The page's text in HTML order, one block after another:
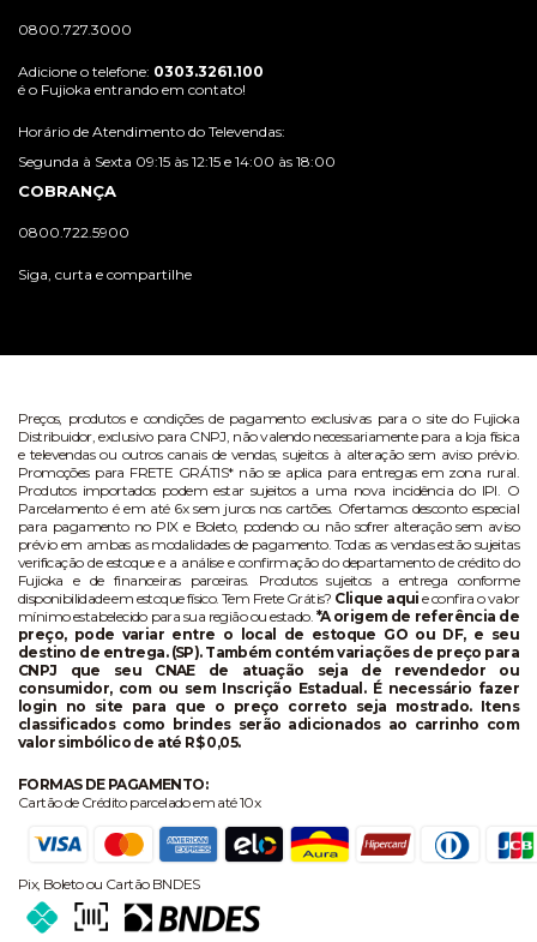
0800.727.3000
Adicione o telefone: 0303.3261.100
é o Fujioka entrando em contato!
Horário de Atendimento do Televendas:
Segunda à Sexta 09:15 às 12:15 e 14:00 às 18:00
COBRANÇA
0800.722.5900
Siga, curta e compartilhe
Preços, produtos e condições de pagamento exclusivas para o site do Fujioka
Distribuidor, exclusivo para CNPJ, não valendo necessariamente para a loja física
e televendas ou outros canais de vendas, sujeitos à alteração sem aviso prévio.
Promoções para FRETE GRÁTIS* não se aplica para entregas em zona rural.
Produtos importados podem estar sujeitos a uma nova incidência do IPI. O
Parcelamento é em até 6x sem juros nos cartões. Ofertamos desconto especial
para pagamento no PIX e Boleto, podendo ou não sofrer alteração sem aviso
prévio em ambas as modalidades de pagamento. Todas as vendas estão sujeitas
verificação de estoque e a análise e confirmação do departamento de crédito do
Fujioka e de financeiras parceiras. Produtos sujeitos a entrega conforme
disponibilidade em estoque físico. Tem Frete Grátis? Clique aqui e confira o valor
mínimo estabelecido para sua região ou estado. *A origem de referência de
preço, pode variar entre o local de estoque GO ou DF, e seu
destino de entrega. (SP). Também contém variações de preço para
CNPJ que seu CNAE de atuação seja de revendedor ou
consumidor, com ou sem Inscrição Estadual. É necessário fazer
login no site para que o preço correto seja mostrado. Itens
classificados como brindes serão adicionados ao carrinho com
valor simbólico de até R$ 0,05.
FORMAS DE PAGAMENTO:
Cartão de Crédito parcelado em até 10x
Pix, Boleto ou Cartão BNDES